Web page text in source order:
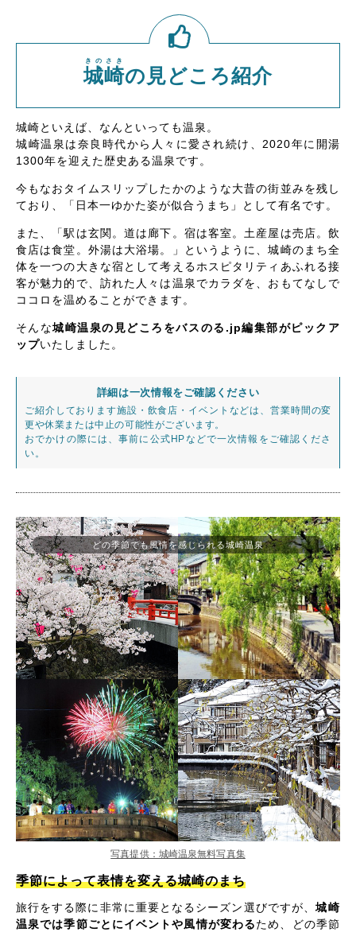
城崎
きのさき
の見どころ紹介
城崎といえば、なんといっても温泉。
城崎温泉は奈良時代から人々に愛され続け、2020年に開湯
1300年を迎えた歴史ある温泉です。
今もなおタイムスリップしたかのような大昔の街並みを残し
ており、「日本一ゆかた姿が似合うまち」として有名です。
また、「駅は玄関。道は廊下。宿は客室。土産屋は売店。飲
食店は食堂。外湯は大浴場。」というように、城崎のまち全
体を一つの大きな宿として考えるホスピタリティあふれる接
客が魅力的で、訪れた人々は温泉でカラダを、おもてなしで
ココロを温めることができます。
そんな城崎温泉の見どころをバスのる.jp編集部がピックア
ップいたしました。
詳細は一次情報をご確認ください
ご紹介しております施設・飲食店・イベントなどは、営業時間の変
更や休業または中止の可能性がございます。
おでかけの際には、事前に公式HPなどで一次情報をご確認くださ
い。
どの季節でも風情を感じられる城崎温泉
写真提供：城崎温泉無料写真集
季節によって表情を変える城崎のまち
旅行をする際に非常に重要となるシーズン選びですが、 城崎
温泉では季節ごとにイベントや風情が変わるため、どの季節